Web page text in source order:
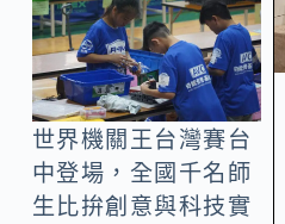
世界機關王台灣賽台
中登場，全國千名師
生比拚創意與科技實